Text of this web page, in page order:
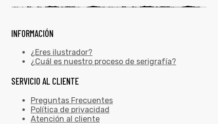
INFORMACIÓN
¿Eres ilustrador?
¿Cuál es nuestro proceso de serigrafía?
SERVICIO AL CLIENTE
Preguntas Frecuentes
Política de privacidad
Atención al cliente